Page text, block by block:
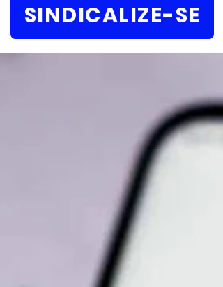
SINDICALIZE-SE